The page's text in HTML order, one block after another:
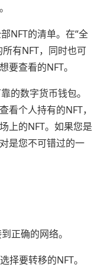
NFT的清单。在“全
有NFT，同时也可
要查看的NFT。
的数字货币钱包。
看个人持有的NFT，
上的NFT。如果您是
是您不可错过的一
正确的网络。
择要转移的NFT。